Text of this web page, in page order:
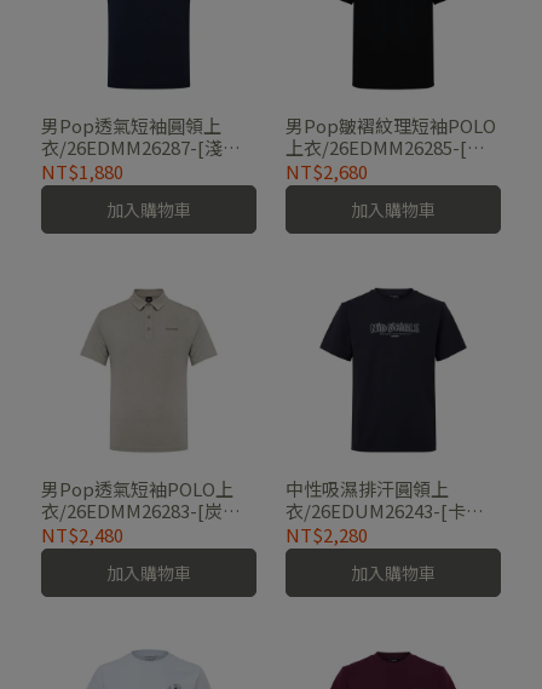
男Pop透氣短袖圓領上
衣/26EDMM26287-[淺
灰、深藍、軍綠]
NT$1,880
加入購物車
男Pop皺褶紋理短袖POLO
上衣/26EDMM26285-[經
典黑、碳黑藍]
NT$2,680
加入購物車
男Pop透氣短袖POLO上
衣/26EDMM26283-[炭
灰、卡其、深藍、軍綠]
NT$2,480
加入購物車
中性吸濕排汗圓領上
衣/26EDUM26243-[卡其
綠、海軍藍]
NT$2,280
加入購物車